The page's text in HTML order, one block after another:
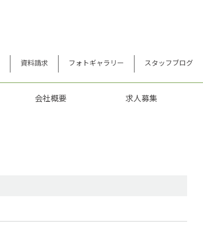
資料請求 フォトギャラリー スタッフブログ
会社概要 求人募集